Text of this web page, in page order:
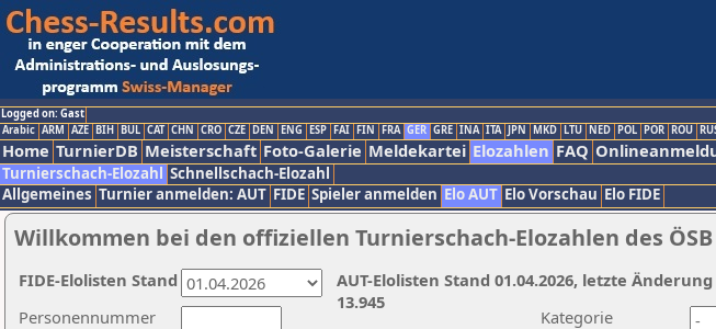
Logged on: Gast
Arabic ARM AZE BIH BUL CAT CHN CRO CZE DEN ENG ESP FAI FIN FRA GER GRE INA ITA JPN MKD LTU NED POL POR ROU
Home TurnierDB Meisterschaft Foto-Galerie Meldekartei Elozahlen FAQ
Turnierschach-Elozahl Schnellschach-Elozahl
Allgemeines Turnier anmelden: AUT FIDE Spieler anmelden Elo AUT Elo Vorschau Elo FIDE
Willkommen bei den offiziellen Turnierschach-Elozahlen des ÖSB
Kategorie
Personennummer
AUT-Elolisten Stand 01.04.2026, letzte
13.945
FIDE-Elolisten Stand